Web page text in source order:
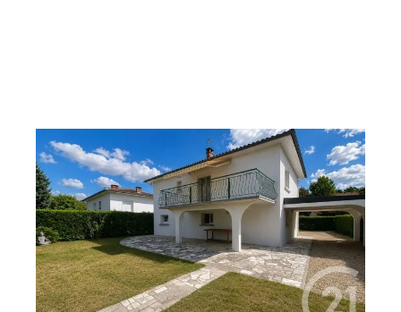
L UNION 31
95 m2, 4 pièces
Ref : 75519
Maison à vendre
328 000 €
Maison familiale au cœur de L'Union, dans un